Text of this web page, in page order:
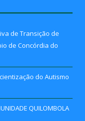
de Transição de
de Concórdia do
do Autismo
QUILOMBOLA